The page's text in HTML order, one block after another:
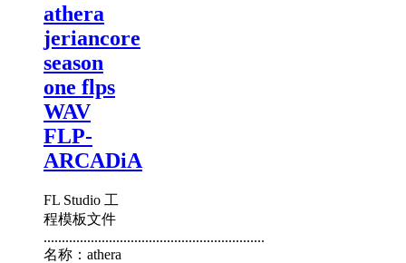
athera
jeriancore
season
one flps
WAV
FLP-
ARCADiA
FL Studio 工
程模板文件
.............................................................
名称：athera